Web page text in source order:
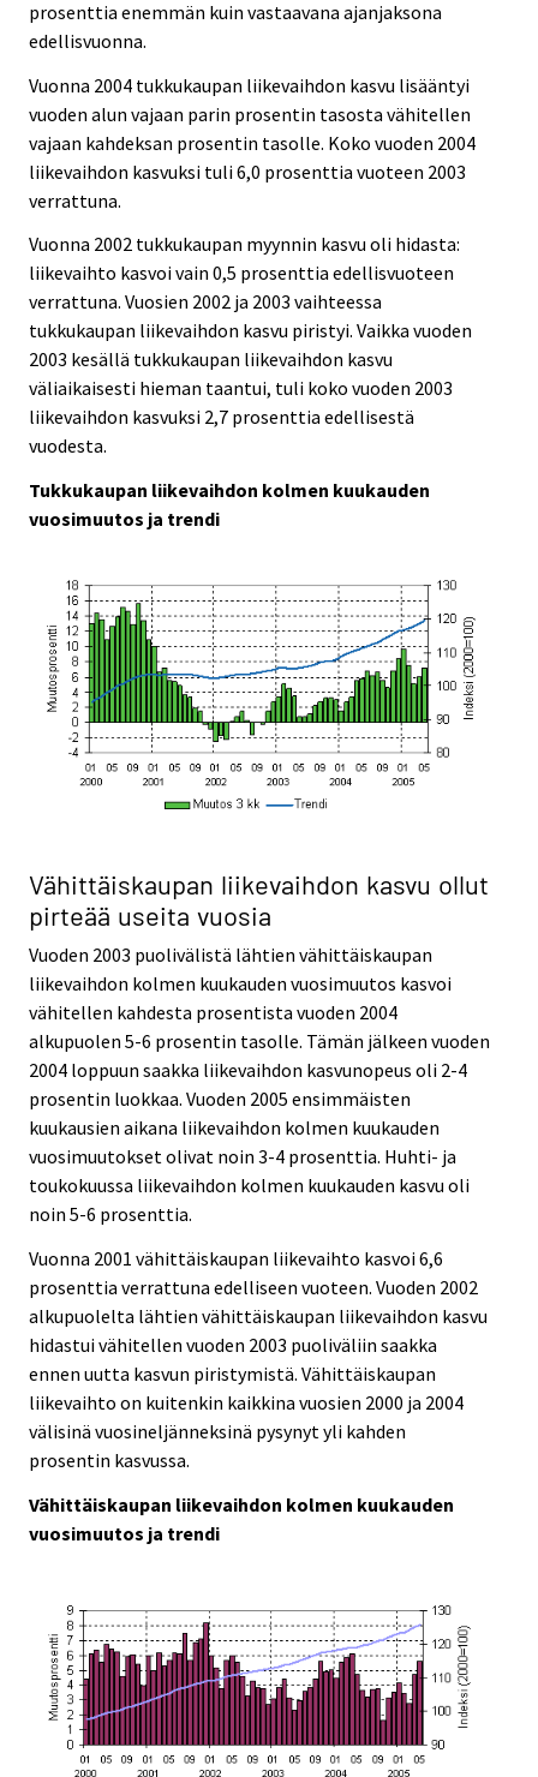
prosenttia enemmän kuin vastaavana ajanjaksona
edellisvuonna.
Vuonna 2004 tukkukaupan liikevaihdon kasvu lisääntyi
vuoden alun vajaan parin prosentin tasosta vähitellen
vajaan kahdeksan prosentin tasolle. Koko vuoden 2004
liikevaihdon kasvuksi tuli 6,0 prosenttia vuoteen 2003
verrattuna.
Vuonna 2002 tukkukaupan myynnin kasvu oli hidasta:
liikevaihto kasvoi vain 0,5 prosenttia edellisvuoteen
verrattuna. Vuosien 2002 ja 2003 vaihteessa
tukkukaupan liikevaihdon kasvu piristyi. Vaikka vuoden
2003 kesällä tukkukaupan liikevaihdon kasvu
väliaikaisesti hieman taantui, tuli koko vuoden 2003
liikevaihdon kasvuksi 2,7 prosenttia edellisestä
vuodesta.
Tukkukaupan liikevaihdon kolmen kuukauden
vuosimuutos ja trendi
Vähittäiskaupan liikevaihdon kasvu ollut
pirteää useita vuosia
Vuoden 2003 puolivälistä lähtien vähittäiskaupan
liikevaihdon kolmen kuukauden vuosimuutos kasvoi
vähitellen kahdesta prosentista vuoden 2004
alkupuolen 5-6 prosentin tasolle. Tämän jälkeen vuoden
2004 loppuun saakka liikevaihdon kasvunopeus oli 2-4
prosentin luokkaa. Vuoden 2005 ensimmäisten
kuukausien aikana liikevaihdon kolmen kuukauden
vuosimuutokset olivat noin 3-4 prosenttia. Huhti- ja
toukokuussa liikevaihdon kolmen kuukauden kasvu oli
noin 5-6 prosenttia.
Vuonna 2001 vähittäiskaupan liikevaihto kasvoi 6,6
prosenttia verrattuna edelliseen vuoteen. Vuoden 2002
alkupuolelta lähtien vähittäiskaupan liikevaihdon kasvu
hidastui vähitellen vuoden 2003 puoliväliin saakka
ennen uutta kasvun piristymistä. Vähittäiskaupan
liikevaihto on kuitenkin kaikkina vuosien 2000 ja 2004
välisinä vuosineljänneksinä pysynyt yli kahden
prosentin kasvussa.
Vähittäiskaupan liikevaihdon kolmen kuukauden
vuosimuutos ja trendi